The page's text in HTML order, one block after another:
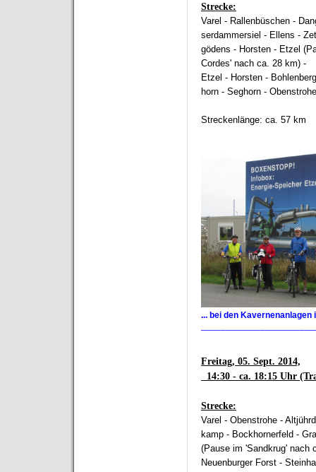
Strecke:
Varel - Rallenbüschen -
serdammersiel - Ellens -
gödens - Horsten - Etzel
Cordes' nach ca. 28 km) -
Etzel - Horsten -
horn - Seghorn -
Streckenlänge: ca. 57 km
... bei den Kavernenanlagen
Freitag, 05. Sept. 2014,
14:30 - ca. 18:15 Uhr
Strecke:
Varel - Obenstrohe -
kamp - Bockhornerfeld -
(Pause im 'Sandkrug' nach
Neuenburger Forst -